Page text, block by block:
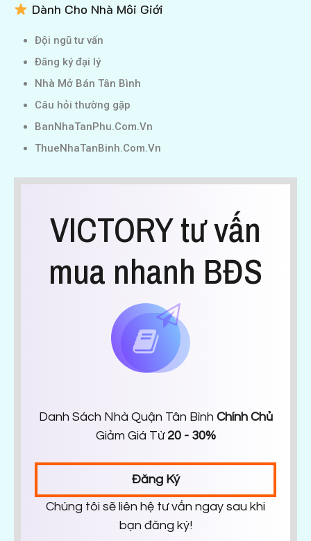
Dành Cho Nhà Môi Giới
Đội ngũ tư vấn
Đăng ký đại lý
Nhà Mở Bán Tân Bình
Câu hỏi thường gặp
BanNhaTanPhu.Com.Vn
ThueNhaTanBinh.Com.Vn
VICTORY tư vấn
mua nhanh BĐS
Danh Sách Nhà Quận Tân Bình Chính Chủ
Giảm Giá Từ 20 - 30%
Đăng Ký
Chúng tôi sẽ liên hệ tư vấn ngay sau khi
bạn đăng ký!